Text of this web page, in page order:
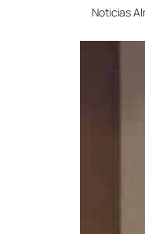
Noticias